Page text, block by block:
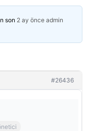
son 2 ay önce admin
#26436